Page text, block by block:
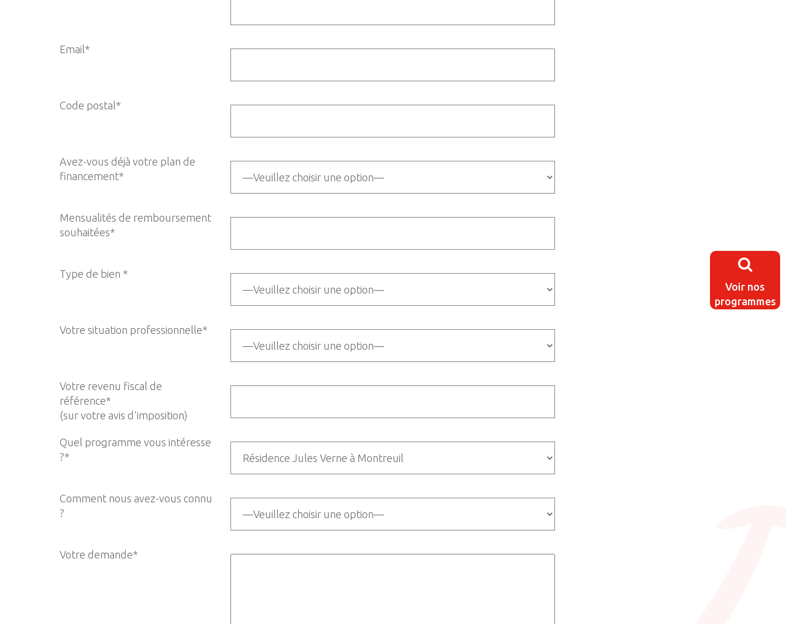
Voir nos
programmes
Email*
Code postal*
Avez-vous déjà votre plan de
financement*
Mensualités de remboursement
souhaitées*
Type de bien *
Votre situation professionnelle*
Votre revenu fiscal de
référence*
(sur votre avis d'imposition)
Quel programme vous intéresse
?*
Comment nous avez-vous connu
?
Votre demande*